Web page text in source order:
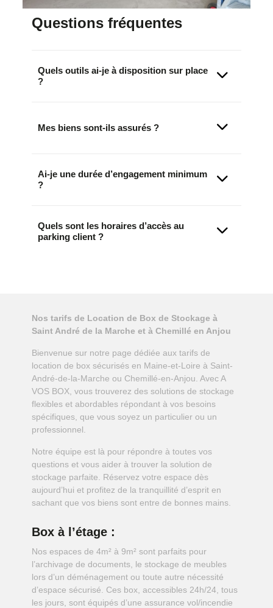
Questions fréquentes
Quels outils ai-je à disposition sur place
?
Mes biens sont-ils assurés ?
Ai-je une durée d’engagement minimum
?
Quels sont les horaires d’accès au
parking client ?
Nos tarifs de Location de Box de Stockage à
Saint André de la Marche et à Chemillé en Anjou
Bienvenue sur notre page dédiée aux tarifs de
location de box sécurisés en Maine-et-Loire à Saint-
André-de-la-Marche ou Chemillé-en-Anjou. Avec A
VOS BOX, vous trouverez des solutions de stockage
flexibles et abordables répondant à vos besoins
spécifiques, que vous soyez un particulier ou un
professionnel.
Notre équipe est là pour répondre à toutes vos
questions et vous aider à trouver la solution de
stockage parfaite. Réservez votre espace dès
aujourd’hui et profitez de la tranquillité d’esprit en
sachant que vos biens sont entre de bonnes mains.
Box à l’étage :
Nos espaces de 4m² à 9m² sont parfaits pour
l’archivage de documents, le stockage de meubles
lors d’un déménagement ou toute autre nécessité
d’espace sécurisé. Ces box, accessibles 24h/24, tous
les jours, sont équipés d’une assurance vol/incendie